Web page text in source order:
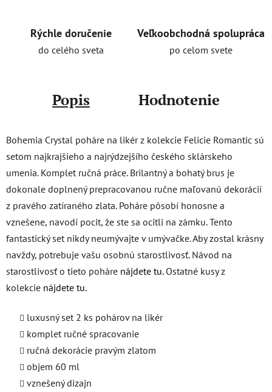
Rýchle doručenie
do celého sveta
Veľkoobchodná spolupráca
po celom svete
Popis Hodnotenie
Bohemia Crystal poháre na likér z kolekcie Felicie Romantic sú
setom najkrajšieho a najrýdzejšího českého sklárskeho
umenia. Komplet ručná práce. Brilantný a bohatý brus je
dokonale doplnený prepracovanou ručne maľovanú dekorácií
z pravého zatíraného zlata. Poháre pôsobí honosne a
vznešene, navodí pocit, že ste sa ocitli na zámku. Tento
fantastický set nikdy neumývajte v umývačke. Aby zostal krásny
navždy, potrebuje vašu osobnú starostlivosť. Návod na
starostlivosť o tieto poháre nájdete tu.Ostatné kusy z
kolekcie nájdete tu.
luxusný set 2 ks pohárov na likér
komplet ručné spracovanie
ručná dekorácie pravým zlatom
objem 60 ml
vznešený dizajn